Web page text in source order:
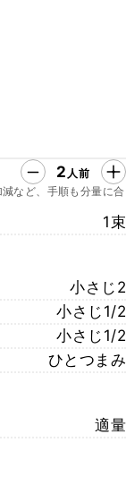
2 人前
など、手順も分量に合
1束
小さじ2
小さじ1/2
小さじ1/2
ひとつまみ
適量